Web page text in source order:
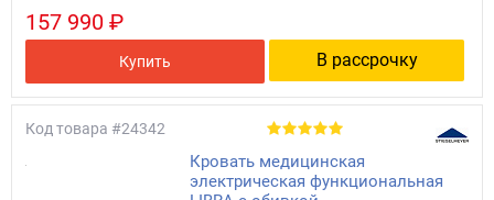
157 990 ₽
Купить В рассрочку
Код товара #24342
Кровать медицинская
электрическая функциональная